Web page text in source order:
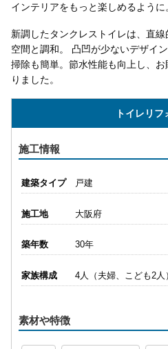
インテリアをもっと楽しめるように
新調したタンクレストイレは、直
空間と調和。 凸凹が少ないデザイ
掃除も簡単。節水性能も向上し、
りました。
トイレリフ
施工情報
建築タイプ 戸建
施工地 大阪府
築年数 30年
家族構成 4人（夫婦、こども2人
素材や特徴